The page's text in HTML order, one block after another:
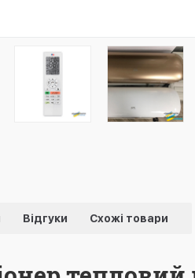
Відгуки Схожі товари